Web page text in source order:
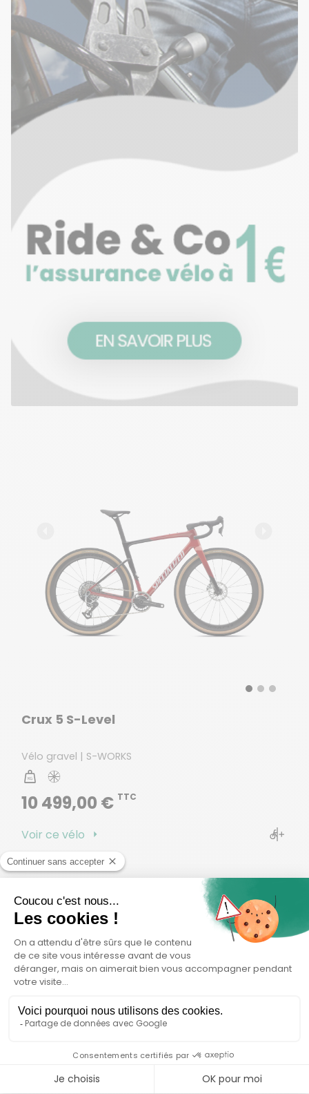
Crux 5 S-Level
Vélo gravel | S-WORKS
10 499,00 € TTC
Voir ce vélo